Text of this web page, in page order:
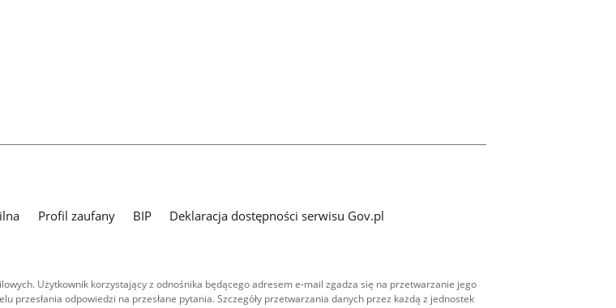
Profil zaufany BIP
Deklaracja dostępności serwisu Gov.pl
Użytkownik korzystający z odnośnika będącego adresem e-mail zgadza się na przetwarzanie jego
przesłania odpowiedzi na przesłane pytania. Szczegóły przetwarzania danych przez każdą z jednostek